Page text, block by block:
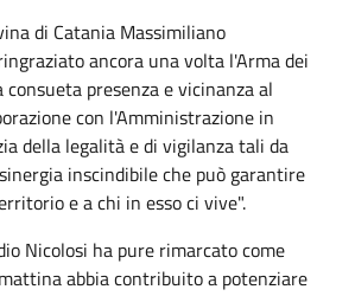
di Catania Massimiliano
ancora una volta l'Arma dei
presenza e vicinanza al
con l'Amministrazione in
della legalità e di vigilanza tali da
inscindibile che può garantire
e a chi in esso ci vive".
Nicolosi ha pure rimarcato come
abbia contribuito a potenziare